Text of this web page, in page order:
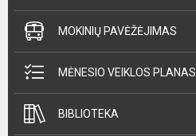
MOKINIŲ PAVĖŽĖJIMAS
MĖNESIO VEIKLOS PLANAS
BIBLIOTEKA